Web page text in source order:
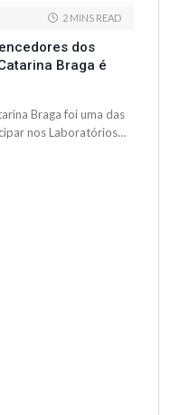
2 MINS READ
dos
Braga é
Braga foi uma das
nos Laboratórios…